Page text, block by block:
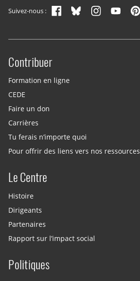
Suivez-nous :
Site menu
Contribuer
Formation en ligne
CEDE
Faire un don
Carrières
Tu ferais n’importe quoi
Pour offrir des liens vers nos ressources
Le Centre
Histoire
Dirigeants
Partenaires
Rapport sur l’impact social
Politiques